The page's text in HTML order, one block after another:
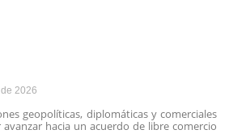
2026
geopolíticas, diplomáticas y comerciales
hacia un acuerdo de libre comercio